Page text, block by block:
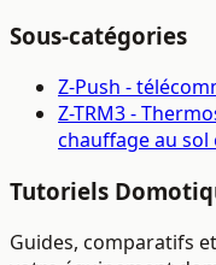
Sous-catégories
Z-Push -
Z-TRM3 -
chauffage au
Tutoriels
Guides, comparatifs